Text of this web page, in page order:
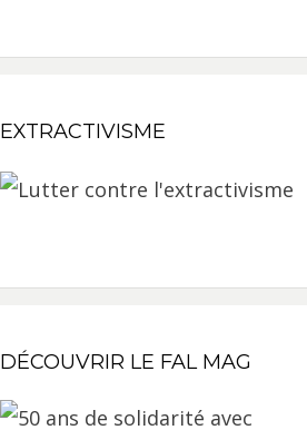
EXTRACTIVISME
DÉCOUVRIR LE FAL MAG